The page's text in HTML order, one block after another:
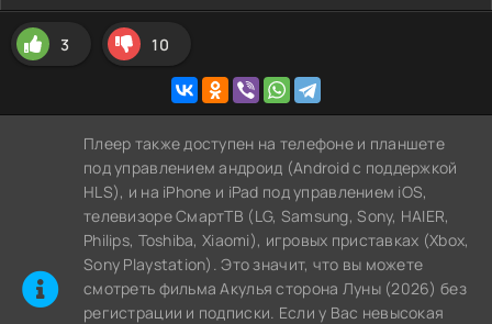
3 10
Плеер также доступен на телефоне и планшете
под управлением андроид (Android с поддержкой
HLS), и на iPhone и iPad под управлением iOS,
телевизоре СмартТВ (LG, Samsung, Sony, HAIER,
Philips, Toshiba, Xiaomi), игровых приставках (Xbox,
Sony Playstation). Это значит, что вы можете
cмотреть фильма Акулья сторона Луны (2026) без
регистрации и подписки. Если у Вас невысокая